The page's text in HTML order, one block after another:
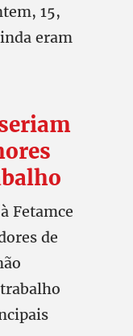
15,
eram
Fetamce
de